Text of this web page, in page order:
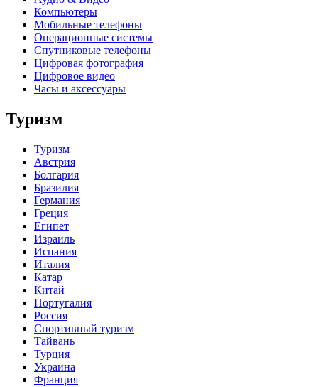
Компьютеры
Мобильные телефоны
Операционные системы
Спутниковые телефоны
Цифровая фотография
Цифровое видео
Часы и аксессуары
Туризм
Туризм
Австрия
Болгария
Бразилия
Германия
Греция
Египет
Израиль
Испания
Италия
Катар
Китай
Португалия
Россия
Спортивный туризм
Тайвань
Турция
Украина
Франция